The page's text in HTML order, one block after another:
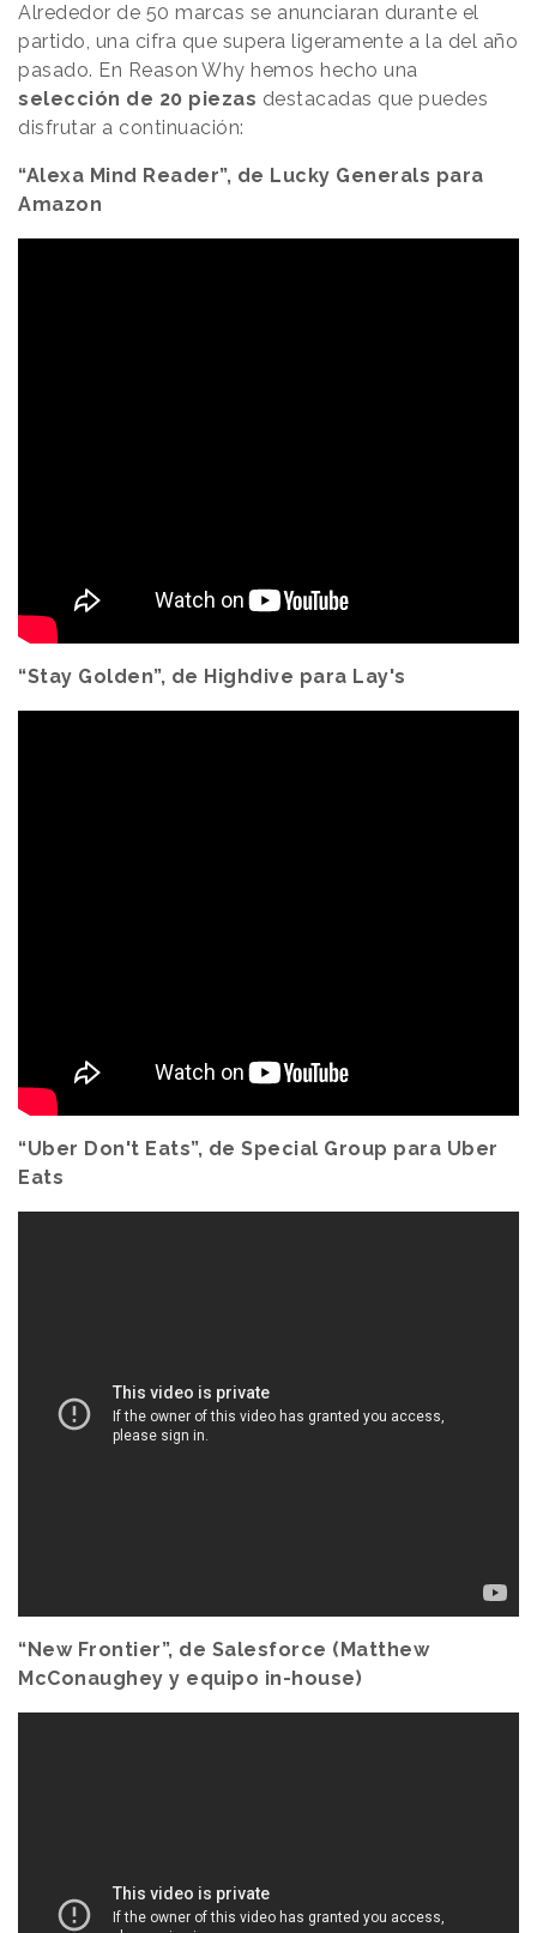
Alrededor de 50 marcas se anunciaran durante el
partido, una cifra que supera ligeramente a la del año
pasado. En Reason Why hemos hecho una
selección de 20 piezas destacadas que puedes
disfrutar a continuación:
“Alexa Mind Reader”, de Lucky Generals para
Amazon
“Stay Golden”, de Highdive para Lay's
“Uber Don't Eats”, de Special Group para Uber
Eats
“New Frontier”, de Salesforce (Matthew
McConaughey y equipo in-house)